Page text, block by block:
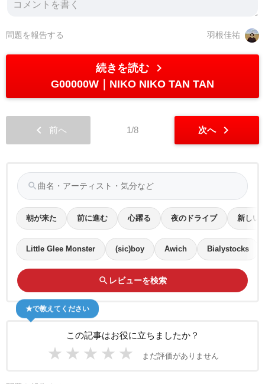
羽根佳祐
問題を報告する
続きを読む chevron_right
G00000W NIKO NIKO TAN TAN
chevron_left 前へ 1/8 次へ chevron_right
search
朝が来た 前に進む 心躍る 夜のドライブ 新しい
Little Glee Monster (sic)boy Awich Bialystocks
search レビューを検索
この記事はお役に立ちましたか？
★ ★ ★ ★ ★ まだ評価がありません
★で教えてください